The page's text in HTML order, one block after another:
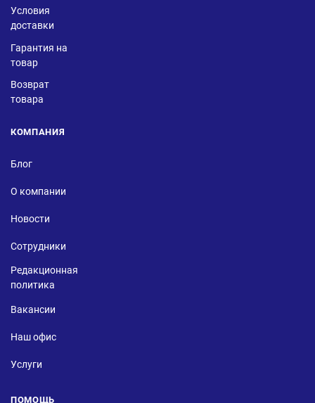
Условия
доставки
Гарантия на
товар
Возврат
товара
КОМПАНИЯ
Блог
О компании
Новости
Сотрудники
Редакционная
политика
Вакансии
Наш офис
Услуги
ПОМОЩЬ